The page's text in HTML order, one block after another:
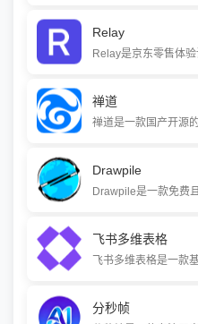
Relay
禅道
Drawpile
飞书多维表格
分秒帧